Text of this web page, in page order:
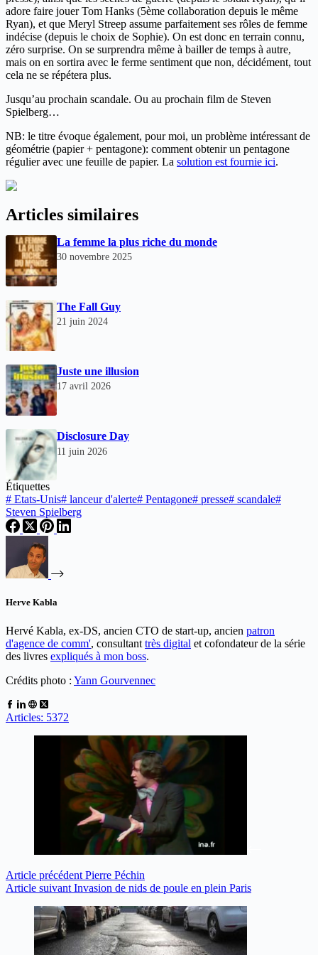
adore faire jouer Tom Hanks (5ème collaboration depuis le même
Ryan), et que Meryl Streep assume parfaitement ses rôles de femme
indécise (depuis le choix de Sophie). On est donc en terrain connu,
zéro surprise. On se surprendra même à bailler de temps à autre,
mais on en sortira avec le ferme sentiment que non, décidément, tout
cela ne se répétera plus.
Jusqu’au prochain scandale. Ou au prochain film de Steven
Spielberg…
NB: le titre évoque également, pour moi, un problème intéressant de
géométrie (papier + pentagone): comment obtenir un pentagone
régulier avec une feuille de papier. La solution est fournie ici.
Articles similaires
La femme la plus riche du monde
30 novembre 2025
The Fall Guy
21 juin 2024
Juste une illusion
17 avril 2026
Disclosure Day
11 juin 2026
Étiquettes
# Etats-Unis# lanceur d'alerte# Pentagone# presse# scandale#
Steven Spielberg
Herve Kabla
Hervé Kabla, ex-DS, ancien CTO de start-up, ancien patron
d'agence de comm', consultant très digital et cofondateur de la série
des livres expliqués à mon boss.
Crédits photo : Yann Gourvennec
Articles: 5372
Article précédent Pierre Péchin
Article suivant Invasion de nids de poule en plein Paris